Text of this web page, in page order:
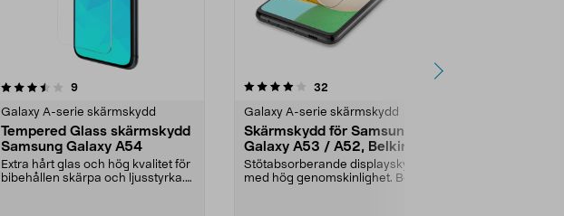
9recensioner
Galaxy A-serie skärmskydd
Tempered Glass skärmskydd
Samsung Galaxy A54
Extra hårt glas och hög kvalitet för
bibehållen skärpa och ljusstyrka.
4.0 av 5 stjärnor 32
Galaxy A-serie skärmskydd
Skärmskydd för Samsung
Galaxy A53 / A52, Belkin
TemperedGlass
Stötabsorberande displayskydd
med hög genomskinlighet. Belkin
4.5 av 5 stjärnor